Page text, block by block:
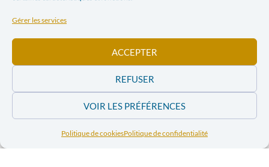
Gérer les services
ACCEPTER
REFUSER
VOIR LES PRÉFÉRENCES
Politique de cookiesPolitique de confidentialité